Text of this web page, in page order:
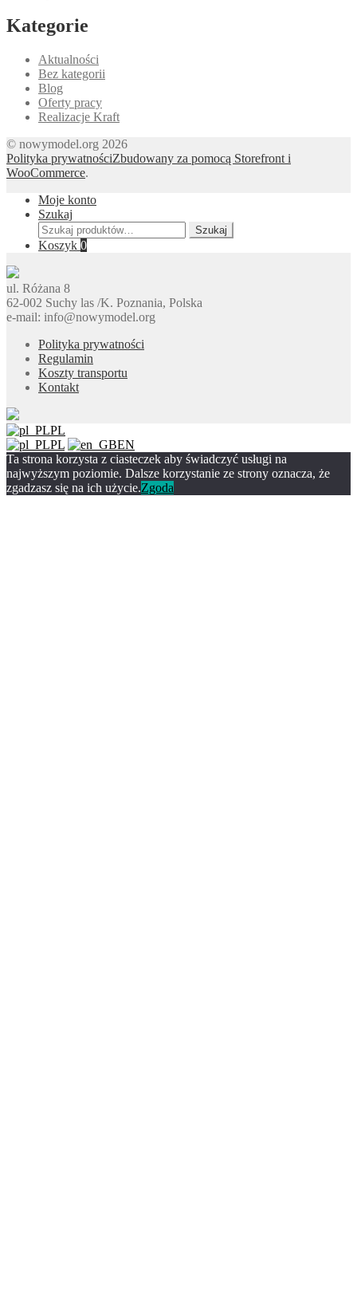
Kategorie
Aktualności
Bez kategorii
Blog
Oferty pracy
Realizacje Kraft
© nowymodel.org 2026
Polityka prywatnościZbudowany za pomocą Storefront i
WooCommerce.
Moje konto
Szukaj
Szukaj:
Szukaj
Koszyk 0
ul. Różana 8
62-002 Suchy las /K. Poznania, Polska
e-mail: info@nowymodel.org
Polityka prywatności
Regulamin
Koszty transportu
Kontakt
PL
PL
EN
Ta strona korzysta z ciasteczek aby świadczyć usługi na
najwyższym poziomie. Dalsze korzystanie ze strony oznacza, że
zgadzasz się na ich użycie.Zgoda